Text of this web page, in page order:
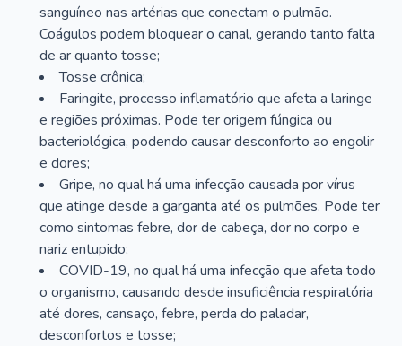
sanguíneo nas artérias que conectam o pulmão.
Coágulos podem bloquear o canal, gerando tanto falta
de ar quanto tosse;
Tosse crônica;
Faringite, processo inflamatório que afeta a laringe
e regiões próximas. Pode ter origem fúngica ou
bacteriológica, podendo causar desconforto ao engolir
e dores;
Gripe, no qual há uma infecção causada por vírus
que atinge desde a garganta até os pulmões. Pode ter
como sintomas febre, dor de cabeça, dor no corpo e
nariz entupido;
COVID-19, no qual há uma infecção que afeta todo
o organismo, causando desde insuficiência respiratória
até dores, cansaço, febre, perda do paladar,
desconfortos e tosse;